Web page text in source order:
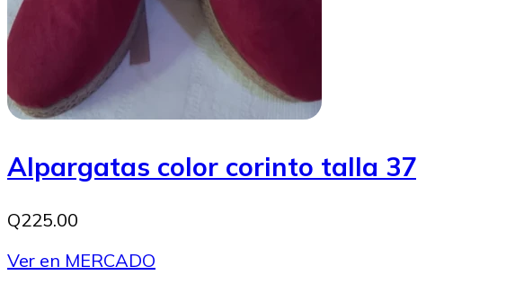
Alpargatas color corinto talla 37
Q225.00
Ver en MERCADO